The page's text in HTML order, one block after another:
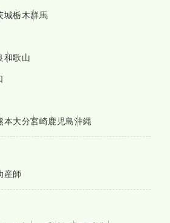
城栃木群馬
和歌山
本大分宮崎鹿児島沖縄
産師